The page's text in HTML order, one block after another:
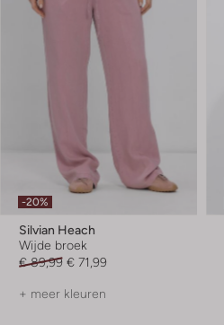
-20%
Silvian Heach
Wijde broek
€ 89,99 € 71,99
+ meer kleuren